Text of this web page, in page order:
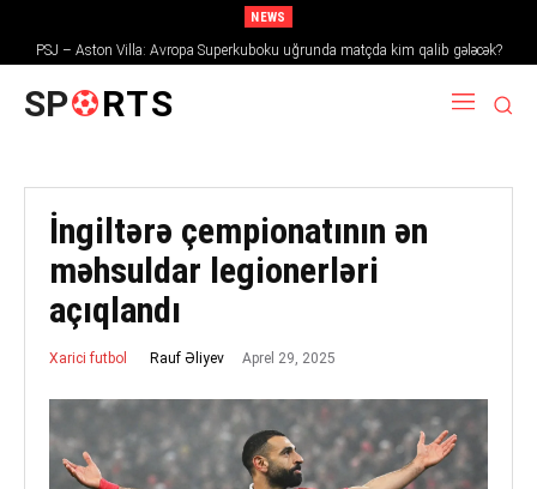
NEWS
PSJ – Aston Villa: Avropa Superkuboku uğrunda matçda kim qalib gələcək?
SP RTS
İngiltərə çempionatının ən
məhsuldar legionerləri
açıqlandı
Xarici futbol Rauf Əliyev Aprel 29, 2025